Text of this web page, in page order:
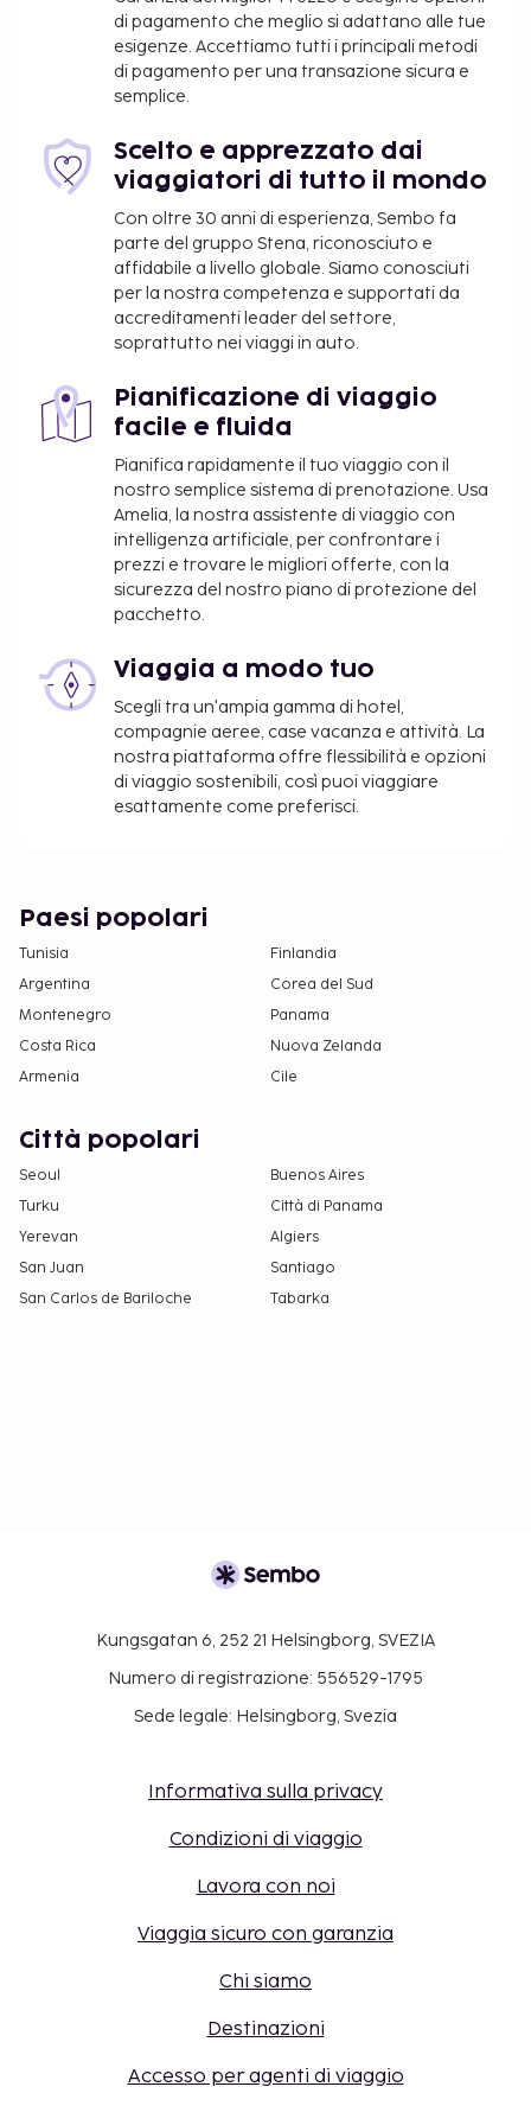
parcheggio gratuito è disponibile in loco. Avrai a
disposizione utili servizi come il Wi-Fi gratuito, una
TV nelle aree comuni e l'assistenza per la
prenotazione di tour e biglietti. La colazione
dalle ore 06:00 alle ore 09:00.
Supplemento per animali domestici: 30.00 USD
ad animale, a notte
Non vengono richiesti supplementi per gli
animali di servizio
È possibile che questo elenco non sia completo.
Tariffe e depositi potrebbero non includere le tasse
Gli animali domestici sono ammessi solo in
determinate camere, con alcune restrizioni e
previo supplemento (le tariffe sono indicate
nella sezione apposita). Per prendere accordi in
merito al soggiorno con animali al seguito,
contattare direttamente la struttura utilizzando
i recapiti riportati nella conferma della
prenotazione.
Best Western, visita
www.bestwestern.com/privacy.
di pagamento che meglio si adattano alle tue
esigenze. Accettiamo tutti i principali metodi
di pagamento per una transazione sicura e
semplice.
Scelto e apprezzato dai
viaggiatori di tutto il mondo
Con oltre 30 anni di esperienza, Sembo fa
parte del gruppo Stena, riconosciuto e
affidabile a livello globale. Siamo conosciuti
per la nostra competenza e supportati da
accreditamenti leader del settore,
soprattutto nei viaggi in auto.
Pianificazione di viaggio
facile e fluida
Pianifica rapidamente il tuo viaggio con il
nostro semplice sistema di prenotazione. Usa
Amelia, la nostra assistente di viaggio con
intelligenza artificiale, per confrontare i
prezzi e trovare le migliori offerte, con la
sicurezza del nostro piano di protezione del
pacchetto.
Viaggia a modo tuo
Scegli tra un'ampia gamma di hotel,
compagnie aeree, case vacanza e attività. La
nostra piattaforma offre flessibilità e opzioni
di viaggio sostenibili, così puoi viaggiare
esattamente come preferisci.
Paesi popolari
Tunisia
Finlandia
Argentina
Corea del Sud
Montenegro
Panama
Costa Rica
Nuova Zelanda
Armenia
Cile
Città popolari
Seoul
Buenos Aires
Turku
Città di Panama
Yerevan
Algiers
San Juan
Santiago
San Carlos de Bariloche
Tabarka
Kungsgatan 6, 252 21 Helsingborg, SVEZIA
Numero di registrazione: 556529-1795
Sede legale: Helsingborg, Svezia
Informativa sulla privacy
Condizioni di viaggio
Lavora con noi
Viaggia sicuro con garanzia
Chi siamo
Destinazioni
Accesso per agenti di viaggio